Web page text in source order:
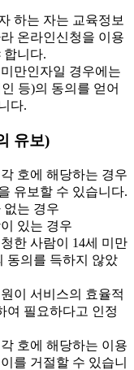
하는 자는 교육정보
온라인신청을 이용
합니다.
만인자일 경우에는
등)의 동의를 얻어
다.
유보)
호에 해당하는 경우
유보할 수 있습니다.
없는 경우
있는 경우
한 사람이 14세 미만
동의를 득하지 않았
이 서비스의 효율적
여 필요하다고 인정
호에 해당하는 이용
를 거절할 수 있습니